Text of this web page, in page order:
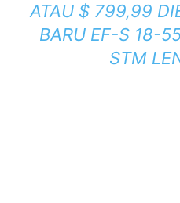
ATAU $ 799,99
BARU EF-S 18-
STM